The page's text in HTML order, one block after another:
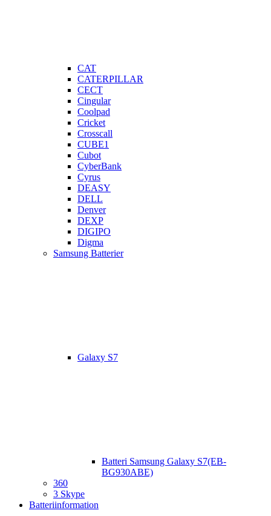
CAT
CATERPILLAR
CECT
Cingular
Coolpad
Cricket
Crosscall
CUBE1
Cubot
CyberBank
Cyrus
DEASY
DELL
Denver
DEXP
DIGIPO
Digma
Samsung Batterier
Galaxy S7
Batteri Samsung Galaxy S7(EB-
BG930ABE)
360
3 Skype
Batteriinformation